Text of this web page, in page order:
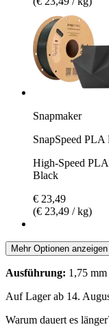
Snapmaker
SnapSpeed
High-Speed PLA
Black
€ 23,49
(€ 23,49 / kg)
Mehr Optionen anzeigen
Ausführung: 1,75
Auf Lager ab 14.
Warum dauert es